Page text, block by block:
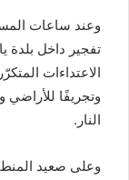
وعند ساعات
تفجير داخل بلدة
الاعتداءات
وتجريفًا
النار.
وعلى صعيد